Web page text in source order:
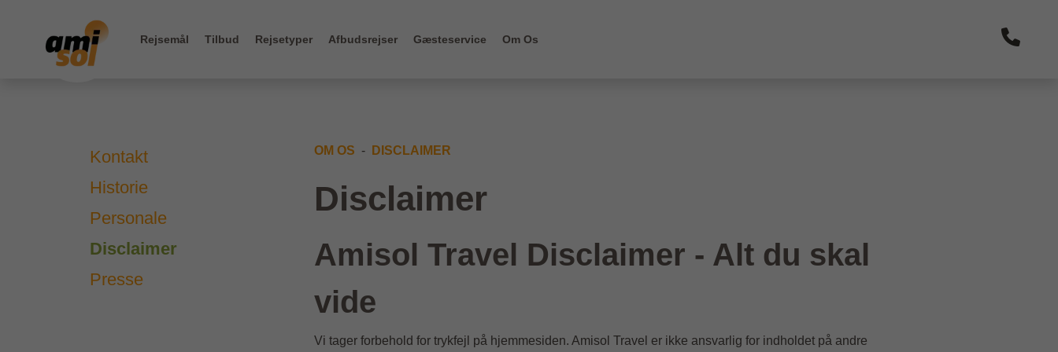
Rejsemål Tilbud Rejsetyper Afbudsrejser Gæsteservice Om Os
OM OS DISCLAIMER
Disclaimer
Amisol Travel Disclaimer - Alt du skal
vide
Vi tager forbehold for trykfejl på hjemmesiden. Amisol Travel er ikke ansvarlig for indholdet på andre
Kontakt
Historie
Personale
Disclaimer
Presse